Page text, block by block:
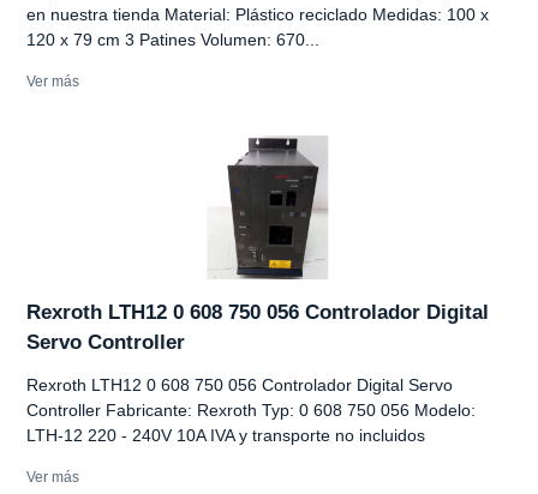
en nuestra tienda Material: Plástico reciclado Medidas: 100 x
120 x 79 cm 3 Patines Volumen: 670...
Ver más
Rexroth LTH12 0 608 750 056 Controlador Digital
Servo Controller
Rexroth LTH12 0 608 750 056 Controlador Digital Servo
Controller Fabricante: Rexroth Typ: 0 608 750 056 Modelo:
LTH-12 220 - 240V 10A IVA y transporte no incluidos
Ver más